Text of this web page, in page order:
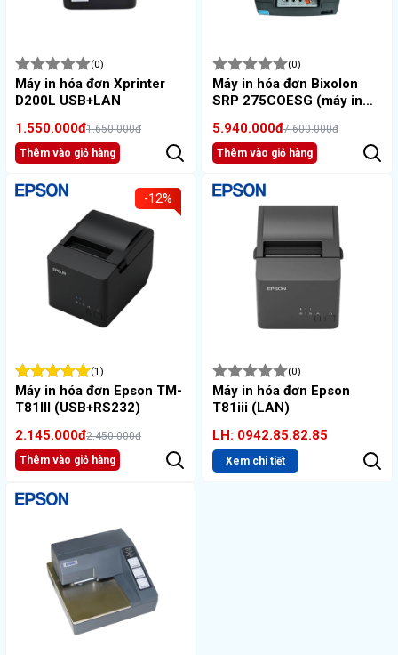
(0)
Máy in hóa đơn Xprinter
D200L USB+LAN
1.550.000đ1.650.000đ
Thêm vào giỏ hàng
(0)
Máy in hóa đơn Bixolon
SRP 275COESG (máy in
5.940.000đ7.600.000đ
Thêm vào giỏ hàng
-12%
(1)
Máy in hóa đơn Epson TM-
T81III (USB+RS232)
2.145.000đ2.450.000đ
Thêm vào giỏ hàng
(0)
Máy in hóa đơn Epson
T81iii (LAN)
LH: 0942.85.82.85
Xem chi tiết